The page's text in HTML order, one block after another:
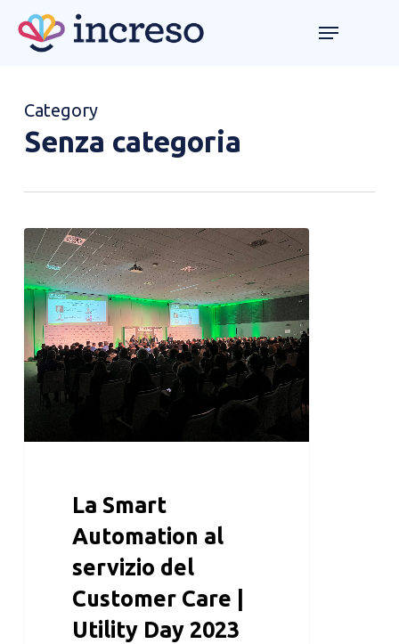
Skip
Menu
Category
Senza categoria
La Smart
Automation al
servizio del
Customer Care |
Utility Day 2023